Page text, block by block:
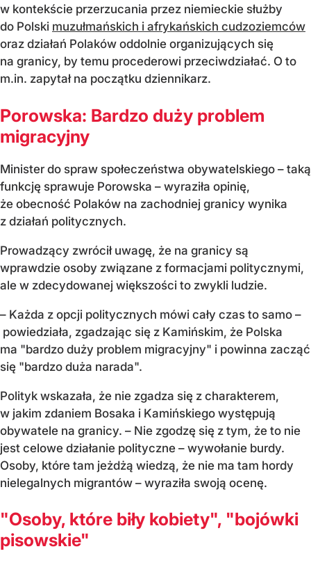
w kontekście przerzucania przez niemieckie służby
do Polski muzułmańskich i afrykańskich cudzoziemców
oraz działań Polaków oddolnie organizujących się
na granicy, by temu procederowi przeciwdziałać. O to
m.in. zapytał na początku dziennikarz.
Porowska: Bardzo duży problem
migracyjny
Minister do spraw społeczeństwa obywatelskiego – taką
funkcję sprawuje Porowska – wyraziła opinię,
że obecność Polaków na zachodniej granicy wynika
z działań politycznych.
Prowadzący zwrócił uwagę, że na granicy są
wprawdzie osoby związane z formacjami politycznymi,
ale w zdecydowanej większości to zwykli ludzie.
– Każda z opcji politycznych mówi cały czas to samo –
powiedziała, zgadzając się z Kamińskim, że Polska
ma "bardzo duży problem migracyjny" i powinna zacząć
się "bardzo duża narada".
Polityk wskazała, że nie zgadza się z charakterem,
w jakim zdaniem Bosaka i Kamińskiego występują
obywatele na granicy. – Nie zgodzę się z tym, że to nie
jest celowe działanie polityczne – wywołanie burdy.
Osoby, które tam jeżdżą wiedzą, że nie ma tam hordy
nielegalnych migrantów – wyraziła swoją ocenę.
"Osoby, które biły kobiety", "bojówki
pisowskie"